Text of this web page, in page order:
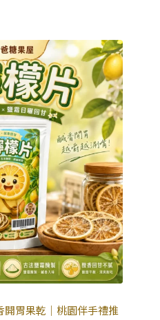
胃果乾｜桃園伴手禮推